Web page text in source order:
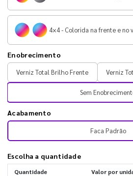
4×4 - Colorida na frente e no
Enobrecimento
Verniz Total Brilho Frente Verniz
Sem
Acabamento
Faca Padrão
Escolha a quantidade
Quantidade Valor por